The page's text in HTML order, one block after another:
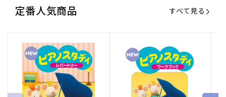
定番人気商品 すべて見る